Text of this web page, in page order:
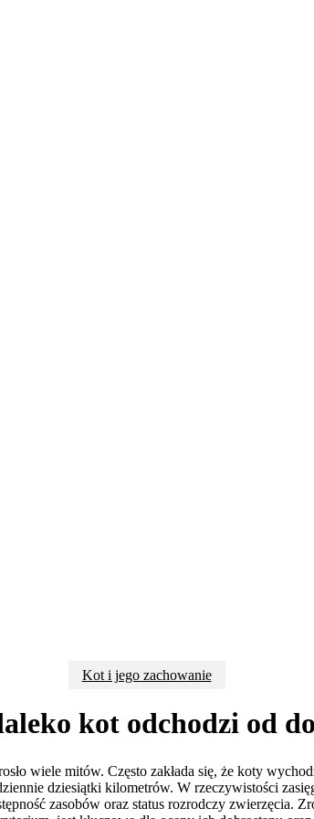
Kot i jego zachowanie
kot odchodzi od
wiele mitów. Często zakłada się, że koty
dziesiątki kilometrów. W rzeczywistości
zasobów oraz status rozrodczy zwierzęcia.